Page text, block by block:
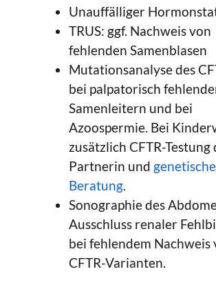
Unauffälliger
TRUS: ggf. Nachweis von
fehlenden Samenblasen
Mutationsanalyse des
bei palpatorisch
Samenleitern und bei
Azoospermie. Bei
zusätzlich CFTR-Testung
Partnerin und genetische
Beratung.
Sonographie des
Ausschluss renaler
bei fehlendem Nachweis
CFTR-Varianten.